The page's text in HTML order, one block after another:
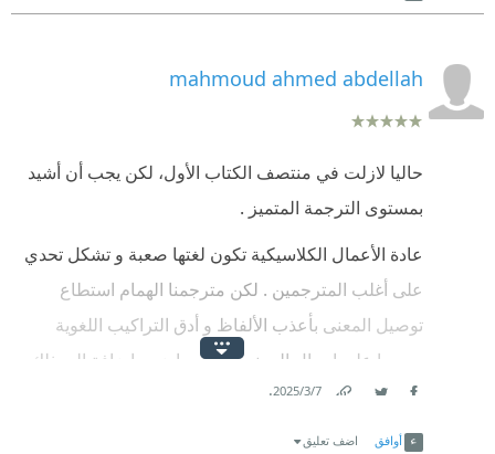
mahmoud ahmed abdellah
حاليا لازلت في منتصف الكتاب الأول، لكن يجب أن أشيد
بمستوى الترجمة المتميز .
عادة الأعمال الكلاسيكية تكون لغتها صعبة و تشكل تحدي
على أغلب المترجمين . لكن مترجمنا الهمام استطاع
توصيل المعنى بأعذب الألفاظ و أدق التراكيب اللغوية
حريصا على ايصال المعنى بشكل واضح ، إضافة إلى ذلك
كتب الكثير من الحواشي و الهوامش التي تشرح الكلمات
الغريبة و مصطلحات العصر الذي كتب دوما فيه روايته.
7‏/3‏/2025
.
أوافق اضف تعليق